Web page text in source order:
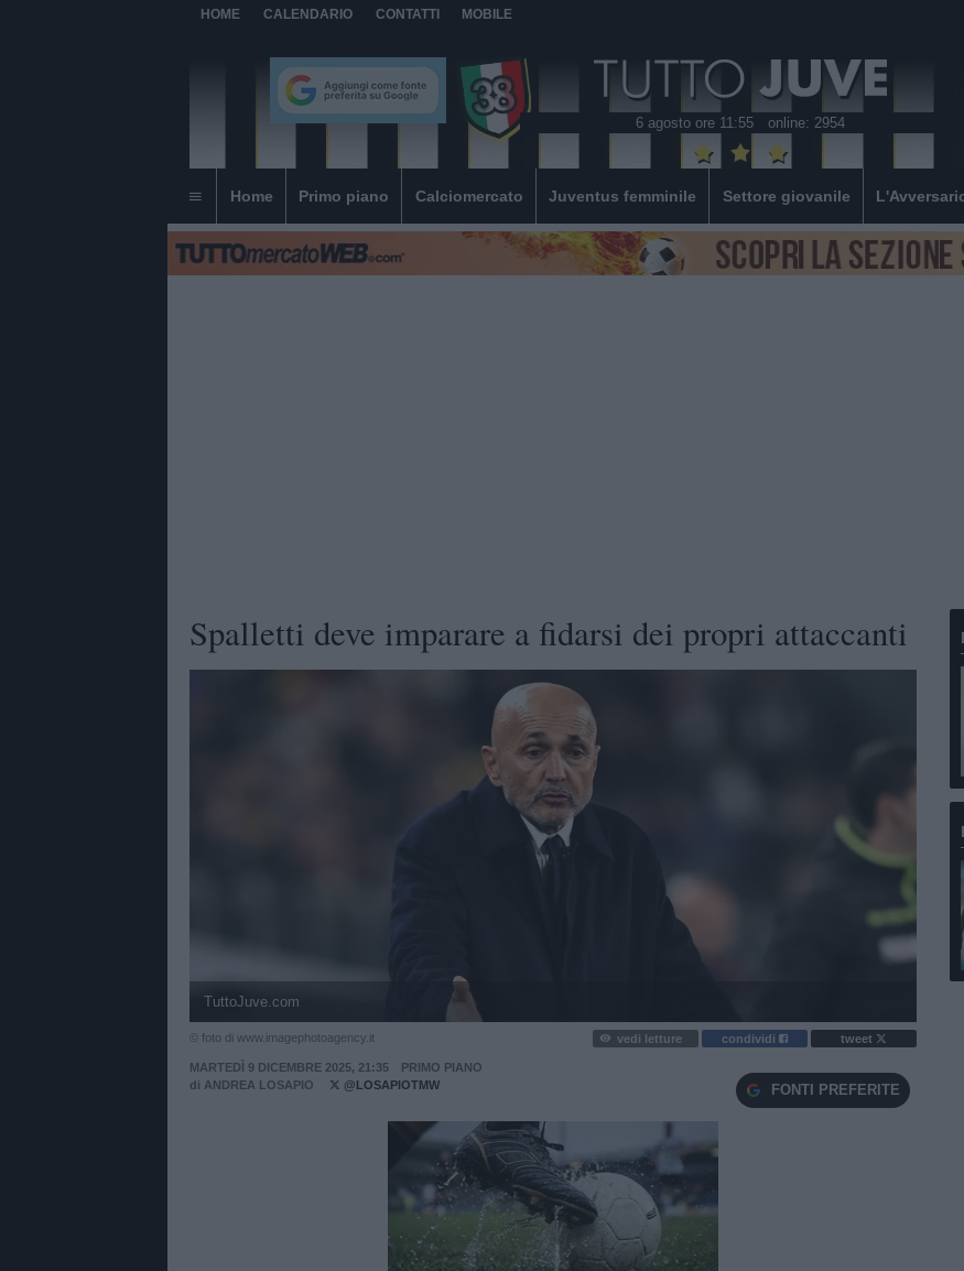
HOME CALENDARIO CONTATTI MOBILE
6 agosto ore 11:55 online: 2954
Home Primo piano Calciomercato Juventus femminile Settore giovanile
Spalletti deve imparare a fidarsi dei propri attaccanti
TuttoJuve.com
© foto di www.imagephotoagency.it vedi letture condividi tweet
MARTEDÌ 9 DICEMBRE 2025, 21:35
PRIMO PIANO
di ANDREA LOSAPIO @LOSAPIOTMW FONTI PREFERITE